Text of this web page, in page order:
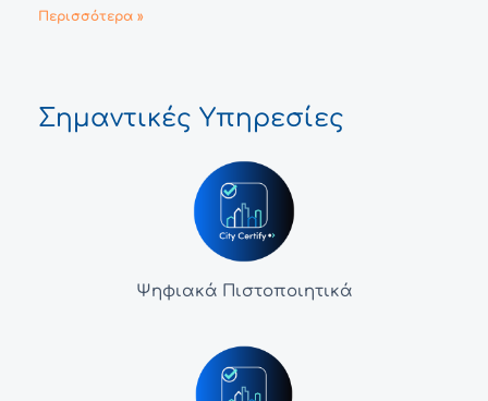
Περισσότερα »
Σημαντικές Υπηρεσίες
Ψηφιακά Πιστοποιητικά